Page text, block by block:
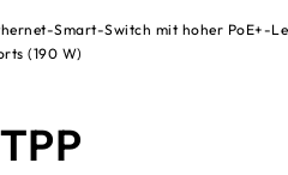
Smart-Switch mit hoher PoE+-
(190 W)